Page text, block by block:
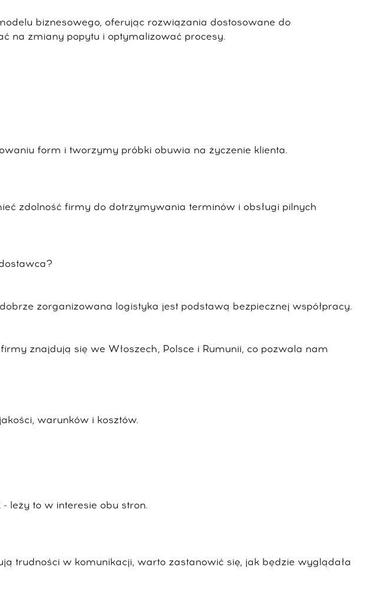
biznesowego, oferując rozwiązania dostosowane do
na zmiany popytu i optymalizować procesy.
form i tworzymy próbki obuwia na życzenie klienta.
zdolność firmy do dotrzymywania terminów i obsługi pilnych
zorganizowana logistyka jest podstawą bezpiecznej współpracy.
znajdują się we Włoszech, Polsce i Rumunii, co pozwala nam
warunków i kosztów.
leży to w interesie obu stron.
trudności w komunikacji, warto zastanowić się, jak będzie wyglądała